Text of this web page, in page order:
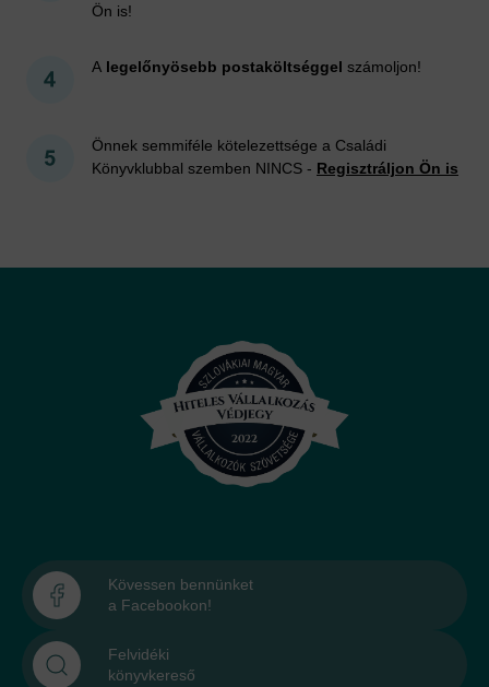
Ön is!
A legelőnyösebb postaköltséggel számoljon!
Önnek semmiféle kötelezettsége a Családi
Könyvklubbal szemben NINCS - Regisztráljon Ön is
Kövessen bennünket
a Facebookon!
Felvidéki
könyvkereső